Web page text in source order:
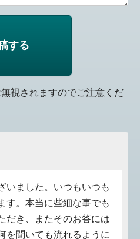
視されますのでご注意くだ
いました。いつもいつも
す。本当に些細な事でも
だき、またそのお答には
を聞いても流れるように